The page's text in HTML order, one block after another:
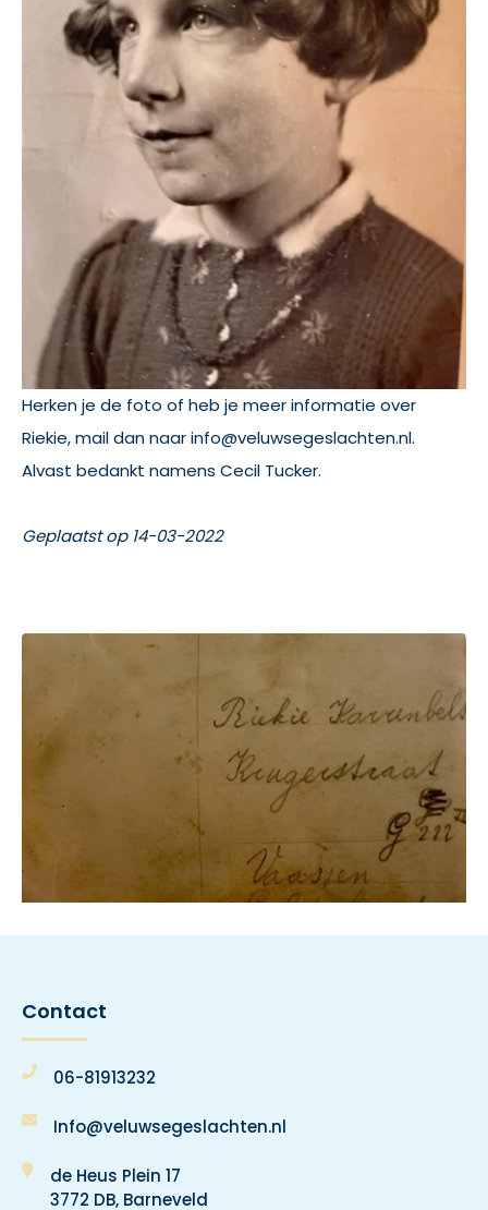
Herken je de foto of heb je meer informatie over
Riekie, mail dan naar info@veluwsegeslachten.nl.
Alvast bedankt namens Cecil Tucker.
Geplaatst op 14-03-2022
Contact
06-81913232
Info@veluwsegeslachten.nl
de Heus Plein 17
3772 DB, Barneveld